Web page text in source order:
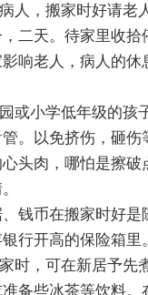
人，搬家时好请老
二天。待家里收拾
响老人，病人的休
或小学低年级的孩
。以免挤伤，砸伤
头肉，哪怕是擦破
钱币在搬家时好是
行开高的保险箱里。
时，可在新居予先
备些冰茶等饮料。